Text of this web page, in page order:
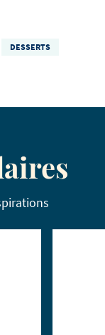
DESSERTS